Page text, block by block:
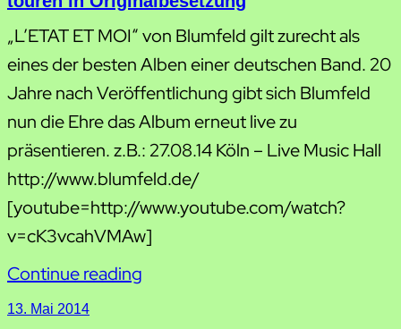
„L’ETAT ET MOI“ von Blumfeld gilt zurecht als
eines der besten Alben einer deutschen Band. 20
Jahre nach Veröffentlichung gibt sich Blumfeld
nun die Ehre das Album erneut live zu
präsentieren. z.B.: 27.08.14 Köln – Live Music Hall
http://www.blumfeld.de/
[youtube=http://www.youtube.com/watch?
v=cK3vcahVMAw]
Continue reading
13. Mai 2014